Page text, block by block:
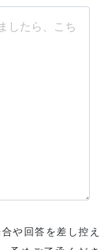
や回答を差し控え